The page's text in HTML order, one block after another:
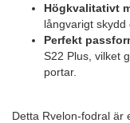
Högkvalitativt
långvarigt skydd
Perfekt
S22 Plus, vilket
portar.
Detta Rvelon-fodral är